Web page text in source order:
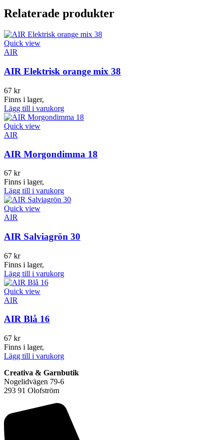
Relaterade produkter
Quick view
AIR
AIR Elektrisk orange mix 38
67 kr
Finns i lager,
Lägg till i varukorg
Quick view
AIR
AIR Morgondimma 18
67 kr
Finns i lager,
Lägg till i varukorg
Quick view
AIR
AIR Salviagrön 30
67 kr
Finns i lager,
Lägg till i varukorg
Quick view
AIR
AIR Blå 16
67 kr
Finns i lager,
Lägg till i varukorg
Creativa & Garnbutik
Nogelidvägen 79-6
293 91 Olofström